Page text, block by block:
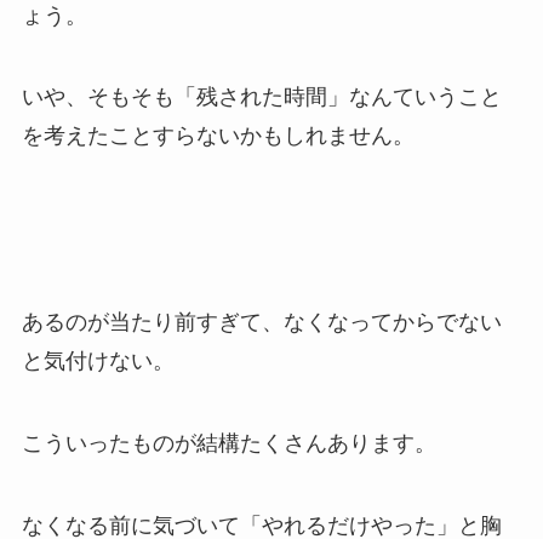
ょう。
いや、そもそも「残された時間」なんていうこと
を考えたことすらないかもしれません。
あるのが当たり前すぎて、なくなってからでない
と気付けない。
こういったものが結構たくさんあります。
なくなる前に気づいて「やれるだけやった」と胸